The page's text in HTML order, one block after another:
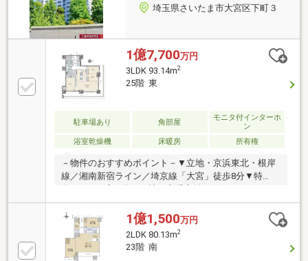
埼玉県さいたま市大宮区下町３
1億7,700万円
3LDK 93.14m2
25階 東
駐車場あり 角部屋
モニタ付インターホ
ン
浴室乾燥機
床暖房 所有権
－物件のおすすめポイント－▼立地・京浜東北・根岸
線／湘南新宿ライン／埼京線「大宮」徒歩8分▼特
は食洗機とディスポーザー付・SICやWIC等、室内随所
に収納有・全居室がバルコニーに面した設計・各階に
ゴミ置き場有(24時間利用可能)▼令和8年8月室内リフ
ォーム内容【交換】IHキッチン、UB、トイレ、フロー
リング、クロス 等【その他】間取変更▼周辺環境・マ
1億1,500万円
2LDK 80.13m2
23階 南